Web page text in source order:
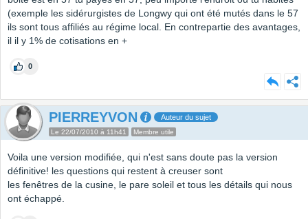
(exemple les sidérurgistes de Longwy qui ont été mutés dans le 57
ils sont tous affiliés au régime local. En contrepartie des avantages,
il il y 1% de cotisations en +
0
PIERREYVON Auteur du sujet
Le 22/07/2010 à 11h41 Membre utile
Voila une version modifiée, qui n'est sans doute pas la version
définitive! les questions qui restent à creuser sont
les fenêtres de la cusine, le pare soleil et tous les détails qui nous
ont échappé.